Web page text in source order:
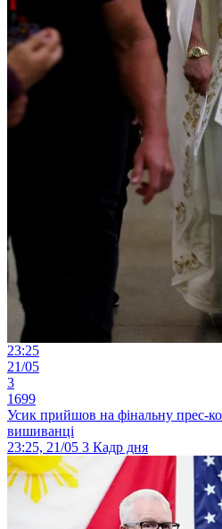
23:25
21/05
3
1699
Усик прийшов на фінальну прес-
вишиванці
23:25, 21/05 3 Кадр дня